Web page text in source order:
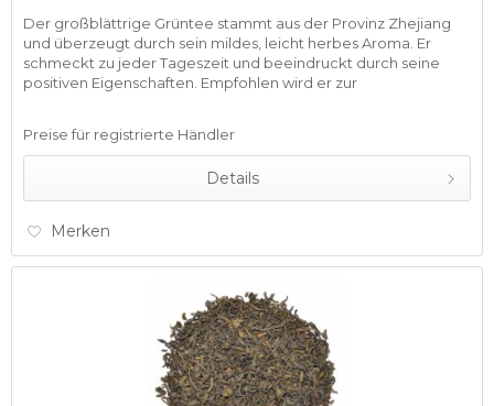
Der großblättrige Grüntee stammt aus der Provinz Zhejiang
und überzeugt durch sein mildes, leicht herbes Aroma. Er
schmeckt zu jeder Tageszeit und beeindruckt durch seine
positiven Eigenschaften. Empfohlen wird er zur
Preise für registrierte Händler
Details
Merken